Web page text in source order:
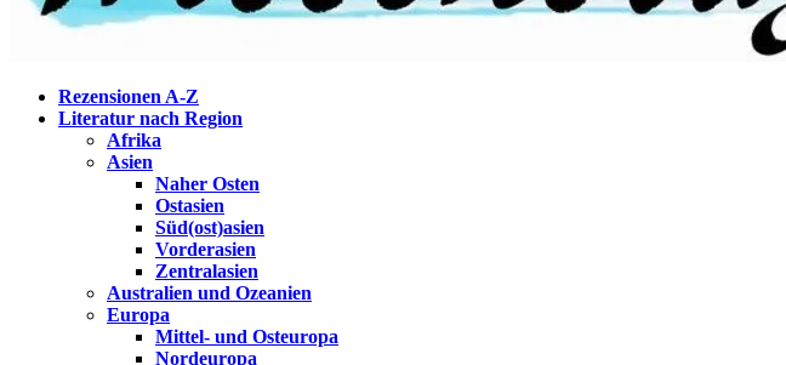
Wissenstagebuch
Eine Gabel für die Suppe der Weisheit
Rezensionen A-Z
Literatur nach Region
Afrika
Asien
Naher Osten
Ostasien
Süd(ost)asien
Vorderasien
Zentralasien
Australien und Ozeanien
Europa
Mittel- und Osteuropa
Nordeuropa